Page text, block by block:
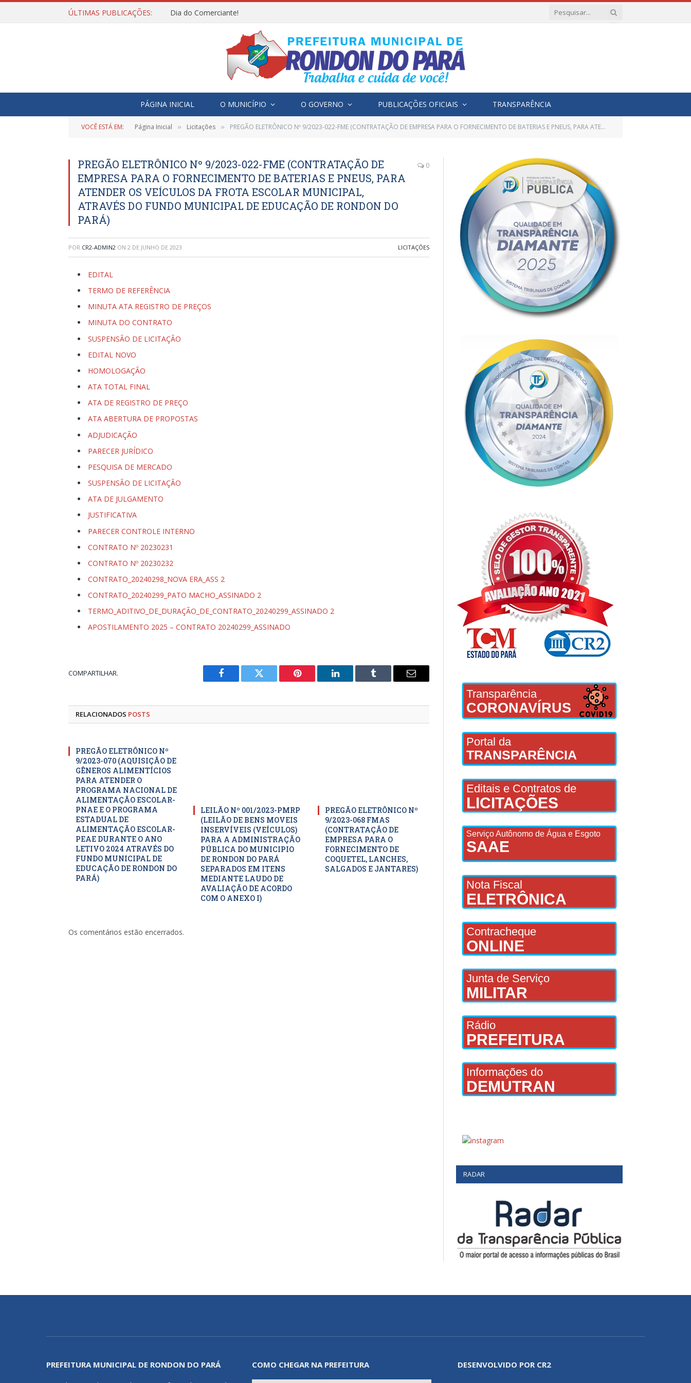
ÚLTIMAS PUBLICAÇÕES: Dia do Comerciante!
PÁGINA INICIAL O MUNICÍPIO O GOVERNO PUBLICAÇÕES OFICIAIS TRANSPARÊNCIA
VOCÊ ESTÁ EM: Página Inicial » Licitações » PREGÃO ELETRÔNICO Nº 9/2023-022-FME (CONTRATAÇÃO DE EMPRESA PARA O FORNECIMENTO DE BATERIAS E PNEUS, PARA ATENDER OS VEÍCULOS DA FROTA ESCOLAR MUNICIPAL, ATRAVÉS DO FUNDO MUNICIPAL DE EDUCAÇÃO DE RONDON DO PARÁ)
PREGÃO ELETRÔNICO Nº 9/2023-022-FME (CONTRATAÇÃO DE
EMPRESA PARA O FORNECIMENTO DE BATERIAS E PNEUS, PARA
ATENDER OS VEÍCULOS DA FROTA ESCOLAR MUNICIPAL,
ATRAVÉS DO FUNDO MUNICIPAL DE EDUCAÇÃO DE RONDON DO
PARÁ)
0
POR CR2-ADMIN2 ON 2 DE JUNHO DE 2023 LICITAÇÕES
EDITAL
TERMO DE REFERÊNCIA
MINUTA ATA REGISTRO DE PREÇOS
MINUTA DO CONTRATO
SUSPENSÃO DE LICITAÇÃO
EDITAL NOVO
HOMOLOGAÇÃO
ATA TOTAL FINAL
ATA DE REGISTRO DE PREÇO
ATA ABERTURA DE PROPOSTAS
ADJUDICAÇÃO
PARECER JURÍDICO
PESQUISA DE MERCADO
SUSPENSÃO DE LICITAÇÃO
ATA DE JULGAMENTO
JUSTIFICATIVA
PARECER CONTROLE INTERNO
CONTRATO Nº 20230231
CONTRATO Nº 20230232
CONTRATO_20240298_NOVA ERA_ASS 2
CONTRATO_20240299_PATO MACHO_ASSINADO 2
TERMO_ADITIVO_DE_DURAÇÃO_DE_CONTRATO_20240299_ASSINADO 2
APOSTILAMENTO 2025 – CONTRATO 20240299_ASSINADO
COMPARTILHAR.
Facebook Twitter Pinterest LinkedIn Tumblr
E-
RELACIONADOS POSTS
PREGÃO ELETRÔNICO Nº
9/2023-070 (AQUISIÇÃO DE
GÊNEROS ALIMENTÍCIOS
PARA ATENDER O
PROGRAMA NACIONAL DE
ALIMENTAÇÃO ESCOLAR-
PNAE E O PROGRAMA
ESTADUAL DE
ALIMENTAÇÃO ESCOLAR-
PEAE DURANTE O ANO
LETIVO 2024 ATRAVÉS DO
FUNDO MUNICIPAL DE
EDUCAÇÃO DE RONDON DO
PARÁ)
LEILÃO Nº 001/2023-PMRP
(LEILÃO DE BENS MOVEIS
INSERVÍVEIS (VEÍCULOS)
PARA A ADMINISTRAÇÃO
PÚBLICA DO MUNICIPIO
DE RONDON DO PARÁ
SEPARADOS EM ITENS
MEDIANTE LAUDO DE
AVALIAÇÃO DE ACORDO
COM O ANEXO I)
PREGÃO ELETRÔNICO Nº
9/2023-068 FMAS
(CONTRATAÇÃO DE
EMPRESA PARA O
FORNECIMENTO DE
COQUETEL, LANCHES,
SALGADOS E JANTARES)
Os comentários estão encerrados.
Transparência
CORONAVÍRUS
Portal da
TRANSPARÊNCIA
Editais e Contratos de
LICITAÇÕES
Serviço Autônomo de Água e Esgoto
SAAE
Nota Fiscal
ELETRÔNICA
Contracheque
ONLINE
Junta de Serviço
MILITAR
Rádio
PREFEITURA
Informações do
DEMUTRAN
RADAR
PREFEITURA MUNICIPAL DE RONDON DO PARÁ
COMO CHEGAR NA PREFEITURA DESENVOLVIDO POR CR2